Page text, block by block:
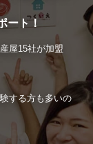
ート！
屋15社が加盟
する方も多いの